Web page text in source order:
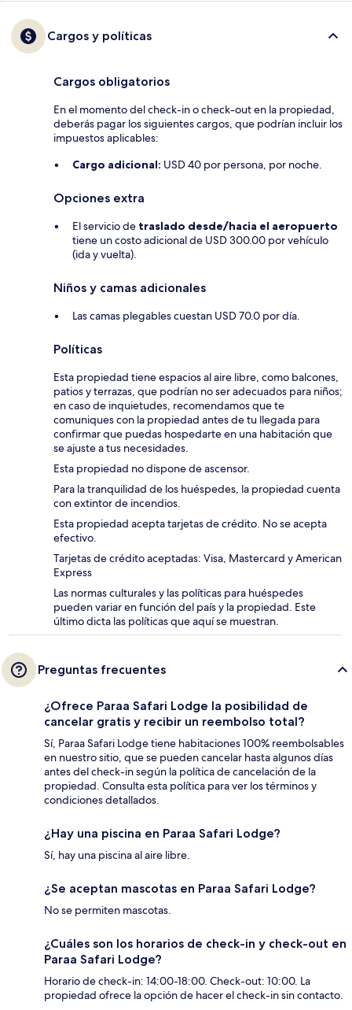
Cargos y políticas
Cargos obligatorios
En el momento del check-in o check-out en la propiedad,
deberás pagar los siguientes cargos, que podrían incluir los
impuestos aplicables:
Cargo adicional: USD 40 por persona, por noche.
Opciones extra
El servicio de traslado desde/hacia el aeropuerto
tiene un costo adicional de USD 300.00 por vehículo
(ida y vuelta).
Niños y camas adicionales
Las camas plegables cuestan USD 70.0 por día.
Políticas
Esta propiedad tiene espacios al aire libre, como balcones,
patios y terrazas, que podrían no ser adecuados para niños;
en caso de inquietudes, recomendamos que te
comuniques con la propiedad antes de tu llegada para
confirmar que puedas hospedarte en una habitación que
se ajuste a tus necesidades.
Esta propiedad no dispone de ascensor.
Para la tranquilidad de los huéspedes, la propiedad cuenta
con extintor de incendios.
Esta propiedad acepta tarjetas de crédito. No se acepta
efectivo.
Tarjetas de crédito aceptadas: Visa, Mastercard y American
Express
Las normas culturales y las políticas para huéspedes
pueden variar en función del país y la propiedad. Este
último dicta las políticas que aquí se muestran.
Preguntas frecuentes
¿Ofrece Paraa Safari Lodge la posibilidad de
cancelar gratis y recibir un reembolso total?
Sí, Paraa Safari Lodge tiene habitaciones 100% reembolsables
en nuestro sitio, que se pueden cancelar hasta algunos días
antes del check-in según la política de cancelación de la
propiedad. Consulta esta política para ver los términos y
condiciones detallados.
¿Hay una piscina en Paraa Safari Lodge?
Sí, hay una piscina al aire libre.
¿Se aceptan mascotas en Paraa Safari Lodge?
No se permiten mascotas.
¿Cuáles son los horarios de check-in y check-out en
Paraa Safari Lodge?
Horario de check-in: 14:00-18:00. Check-out: 10:00. La
propiedad ofrece la opción de hacer el check-in sin contacto.